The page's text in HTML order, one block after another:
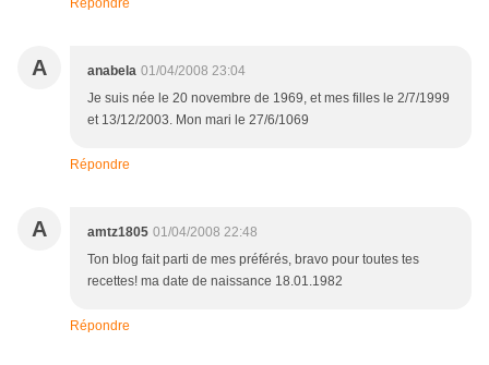
Répondre
A anabela 01/04/2008 23:04
Je suis née le 20 novembre de 1969, et mes filles le 2/7/1999
et 13/12/2003. Mon mari le 27/6/1069
Répondre
A amtz1805 01/04/2008 22:48
Ton blog fait parti de mes préférés, bravo pour toutes tes
recettes! ma date de naissance 18.01.1982
Répondre